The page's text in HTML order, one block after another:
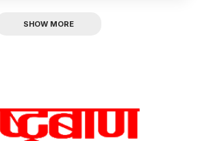
SHOW MORE